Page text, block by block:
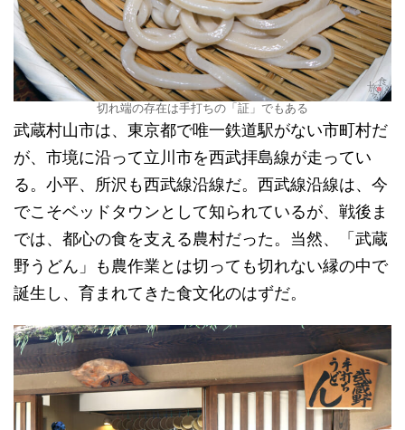
切れ端の存在は手打ちの「証」でもある
武蔵村山市は、東京都で唯一鉄道駅がない市町村だ
が、市境に沿って立川市を西武拝島線が走ってい
る。小平、所沢も西武線沿線だ。西武線沿線は、今
でこそベッドタウンとして知られているが、戦後ま
では、都心の食を支える農村だった。当然、「武蔵
野うどん」も農作業とは切っても切れない縁の中で
誕生し、育まれてきた食文化のはずだ。